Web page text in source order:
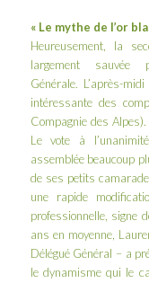
« Le mythe de l’or
Heureusement, la
largement sauvée
Générale. L’après-
intéressante des
Compagnie des
Le vote à
assemblée beaucoup
de ses petits
une rapide
professionnelle, signe
ans en moyenne,
Délégué Général – a
le dynamisme qui le